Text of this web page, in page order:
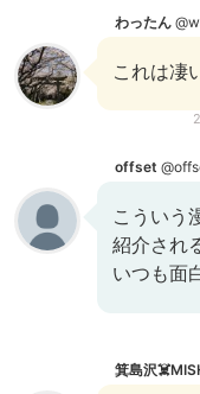
わったん
これは凄
offset
こういう
紹介され
いつも面
箕島沢